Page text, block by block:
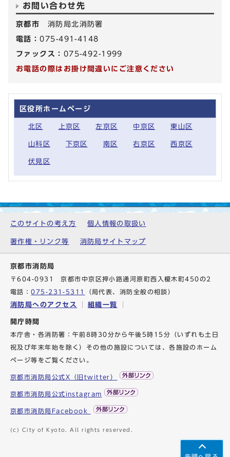
お問い合わせ先
京都市 消防局北消防署
電話：075-491-4148
ファックス： 075-492-1999
お電話の際はお掛け間違いにご注意ください
区役所ホームページ
北区 上京区 左京区 中京区 東山区
山科区 下京区 南区 右京区 西京区
伏見区
このサイトの考え方 個人情報の取扱い
著作権・リンク等 消防局サイトマップ
京都市消防局
〒604-0931 京都市中京区押小路通河原町西入榎木町450の2
電話：075-231-5311 （局代表、消防全般の相談）
消防局へのアクセス 組織一覧
開庁時間
本庁舎・各消防署：午前8時30分から午後5時15分（いずれも土日
祝及び年末年始を除く）その他の施設については、各施設のホーム
ページ等をご覧ください。
京都市消防局公式X（旧twitter）
京都市消防局公式instagram
京都市消防局Facebook
(c) City of Kyoto. All rights reserved.